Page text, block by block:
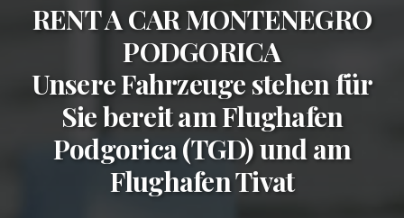
RENT A CAR MONTENEGRO
PODGORICA
Unsere Fahrzeuge stehen für
Sie bereit amFlughafen
Podgorica (TGD)und am
Flughafen Tivat